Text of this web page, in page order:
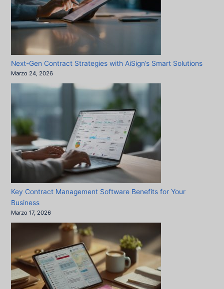
Next-Gen Contract Strategies with AiSign’s Smart Solutions
Marzo 24, 2026
Key Contract Management Software Benefits for Your
Business
Marzo 17, 2026